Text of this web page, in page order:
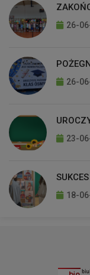
26-
26-
23-
18-